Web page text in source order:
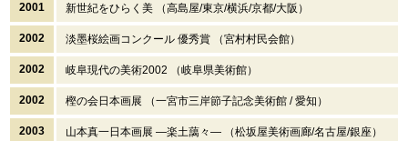
2001 新世紀をひらく美 （高島屋/東京/横浜/京都/大阪）
2002 淡墨桜絵画コンクール 優秀賞 （宮村村民会館）
2002 岐阜現代の美術2002 （岐阜県美術館）
2002 樫の会日本画展 （一宮市三岸節子記念美術館 / 愛知）
2003 山本真一日本画展 ―楽土藹々― （松坂屋美術画廊/名古屋/銀座）